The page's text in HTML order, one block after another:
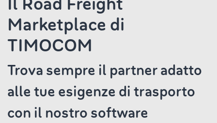
Marketplace di
TIMOCOM
Trova sempre il partner adatto
alle tue esigenze di trasporto
con il nostro software